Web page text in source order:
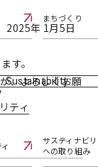
まちづくり
Sustainability
ティ
サスティナビ
への取り組み
年 1月5日
す。
、よろしくお願